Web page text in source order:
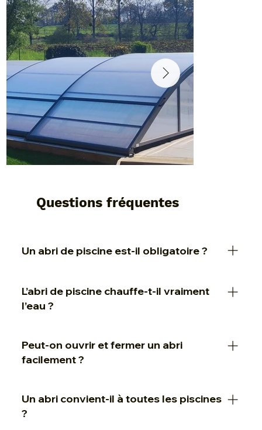
Questions fréquentes
Un abri de piscine est-il obligatoire ?
s’il sert de dispositif de sécurité.
L’abri de piscine chauffe-t-il vraiment
l’eau ?
de plusieurs degrés, surtout avec un abri bas.
Peut-on ouvrir et fermer un abri
facilement ?
coulissante, télescopique ou motorisée.
Un abri convient-il à toutes les piscines
?